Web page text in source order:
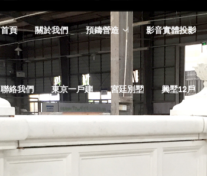
首頁 關於我們 預鑄營造 影音實體投影
聯絡我們 東京一戶建 宮廷別墅 興墅12戶